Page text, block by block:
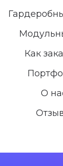
Как
О